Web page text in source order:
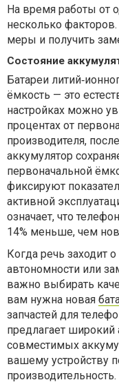
На время работы от
несколько
меры и получить
Состояние
Батареи
ёмкость — это
настройках можно
процентах от
производителя,
аккумулятор
первоначальной
фиксируют
активной
означает, что
14% меньше, чем
Когда речь заходит
автономности или
важно выбирать
вам нужна новая
запчастей для
предлагает широкий
совместимых
вашему устройству
производительность.